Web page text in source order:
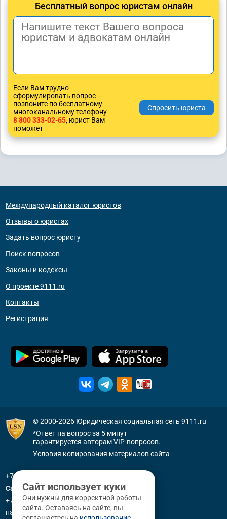
Бесплатный вопрос юристам онлайн
Если Вам трудно
сформулировать вопрос —
позвоните по бесплатному
многоканальному телефону
8 800 333-02-65, юрист Вам
поможет
Международный каталог юристов
Отзывы о юристах
Задать вопрос юристу
Поиск вопросов
Законы и кодексы
О проекте 9111.ru
Контакты
Регистрация
© 2000-2026 Юридическая социальная сеть 9111.ru
*Ответ на вопрос за 5 минут
гарантируется авторам VIP-вопросов.
Условия копирования материалов сайта
+7 (800) 505-91-11
Санкт-Петербург
+7 (812) 336-92-64
наб. р. Фонтанки, д. 59
Сайт использует куки
Они нужны для корректной работы
сайта. Оставаясь на сайте, вы